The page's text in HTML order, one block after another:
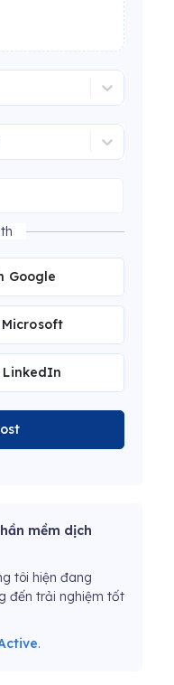
Google
LinkedIn
mềm dịch
tôi hiện đang
đến trải nghiệm tốt
.